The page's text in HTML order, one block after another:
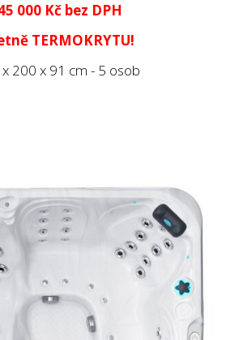
000 Kč bez DPH
TERMOKRYTU!
200 x 91 cm - 5 osob